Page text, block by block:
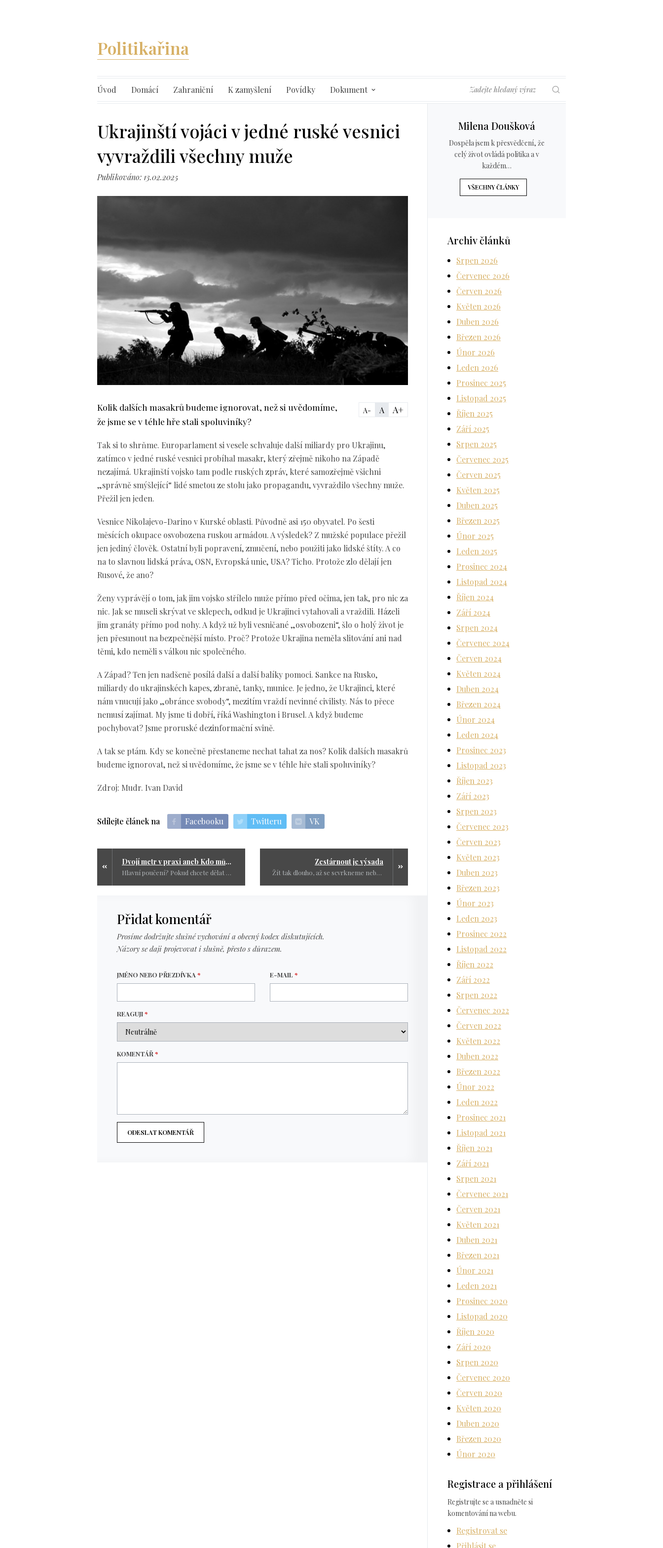
Politikařina
Úvod Domácí Zahraniční K zamyšlení Povídky Dokument
Ukrajinští vojáci v jedné ruské vesnici
vyvraždili všechny muže
Publikováno: 13.02.2025
A- A A+
Kolik dalších masakrů budeme ignorovat, než si uvědomíme,
že jsme se v téhle hře stali spoluviníky?
Tak si to shrňme. Europarlament si vesele schvaluje další miliardy pro Ukrajinu,
zatímco v jedné ruské vesnici probíhal masakr, který zřejmě nikoho na Západě
nezajímá. Ukrajinští vojsko tam podle ruských zpráv, které samozřejmě všichni
„správně smýšlející“ lidé smetou ze stolu jako propagandu, vyvraždilo všechny muže.
Přežil jen jeden.
Vesnice Nikolajevo-Darino v Kurské oblasti. Původně asi 150 obyvatel. Po šesti
měsících okupace osvobozena ruskou armádou. A výsledek? Z mužské populace přežil
jen jediný člověk. Ostatní byli popravení, zmučení, nebo použiti jako lidské štíty. A co
na to slavnou lidská práva, OSN, Evropská unie, USA? Ticho. Protože zlo dělají jen
Rusové, že ano?
Ženy vyprávějí o tom, jak jim vojsko střílelo muže přímo před očima, jen tak, pro nic za
nic. Jak se museli skrývat ve sklepech, odkud je Ukrajinci vytahovali a vraždili. Házeli
jim granáty přímo pod nohy. A když už byli vesničané „osvobozeni“, šlo o holý život je
jen přesunout na bezpečnější místo. Proč? Protože Ukrajina neměla slitování ani nad
těmi, kdo neměli s válkou nic společného.
A Západ? Ten jen nadšeně posílá další a další balíky pomoci. Sankce na Rusko,
miliardy do ukrajinskéch kapes, zbraně, tanky, munice. Je jedno, že Ukrajinci, které
nám vnucují jako „obránce svobody“, mezitím vraždí nevinné civilisty. Nás to přece
nemusí zajímat. My jsme ti dobří, říká Washington i Brusel. A když budeme
pochybovat? Jsme proruské dezinformační svině.
A tak se ptám. Kdy se konečně přestaneme nechat tahat za nos? Kolik dalších masakrů
budeme ignorovat, než si uvědomíme, že jsme se v téhle hře stali spoluviníky?
Zdroj: Mudr. Ivan David
Sdílejte článek na Facebooku Twitteru VK
Dvojí metr v praxi aneb Kdo může, může!
Hlavní poučení? Pokud chcete dělat cokoliv kontroverzního, měli byste si hlavně vybrat správnou vlajku
Zestárnout je výsada
Žít tak dlouho, až se scvrkneme nebo rozšíříme, je výsada. Každý nemá to štěstí dožít se vysokého věku.
Přidat komentář
Prosíme dodržujte slušné vychování a obecný kodex diskutujících.
Názory se daji projevovat i slušně, přesto s důrazem.
JMÉNO NEBO PŘEZDÍVKA * E-MAIL *
REAGUJI*
KOMENTÁŘ *
ODESLAT KOMENTÁŘ
Milena Doušková
Dospěla jsem k přesvědčení, že
celý život ovládá politika a v
každém…
VŠECHNY ČLÁNKY
Archiv článků
Srpen 2026
Červenec 2026
Červen 2026
Květen 2026
Duben 2026
Březen 2026
Únor 2026
Leden 2026
Prosinec 2025
Listopad 2025
Říjen 2025
Září 2025
Srpen 2025
Červenec 2025
Červen 2025
Květen 2025
Duben 2025
Březen 2025
Únor 2025
Leden 2025
Prosinec 2024
Listopad 2024
Říjen 2024
Září 2024
Srpen 2024
Červenec 2024
Červen 2024
Květen 2024
Duben 2024
Březen 2024
Únor 2024
Leden 2024
Prosinec 2023
Listopad 2023
Říjen 2023
Září 2023
Srpen 2023
Červenec 2023
Červen 2023
Květen 2023
Duben 2023
Březen 2023
Únor 2023
Leden 2023
Prosinec 2022
Listopad 2022
Říjen 2022
Září 2022
Srpen 2022
Červenec 2022
Červen 2022
Květen 2022
Duben 2022
Březen 2022
Únor 2022
Leden 2022
Prosinec 2021
Listopad 2021
Říjen 2021
Září 2021
Srpen 2021
Červenec 2021
Červen 2021
Květen 2021
Duben 2021
Březen 2021
Únor 2021
Leden 2021
Prosinec 2020
Listopad 2020
Říjen 2020
Září 2020
Srpen 2020
Červenec 2020
Červen 2020
Květen 2020
Duben 2020
Březen 2020
Únor 2020
Registrace a přihlášení
Registrujte se a usnadněte si
komentování na webu.
Registrovat se
Přihlásit se